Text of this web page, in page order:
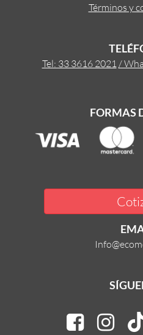
Términos y
Tel: 33 3616 2021 /
FORMAS